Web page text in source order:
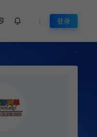
登录